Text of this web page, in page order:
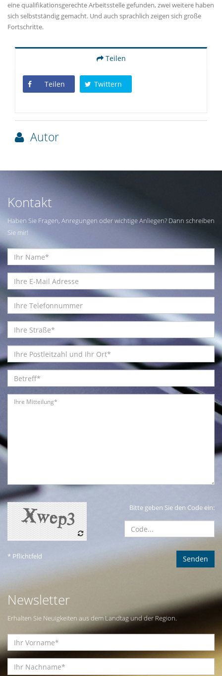
eine qualifikationsgerechte Arbeitsstelle gefunden, zwei weitere haben
sich selbstständig gemacht. Und auch sprachlich zeigen sich große
Fortschritte.
Teilen
Teilen Twittern
Autor
Kontakt
Haben Sie Fragen, Anregungen oder wichtige Anliegen? Dann schreiben
Sie mir!
Bitte geben Sie den Code ein:
* Pflichtfeld
Newsletter
Erhalten Sie Neuigkeiten aus dem Landtag und der Region.